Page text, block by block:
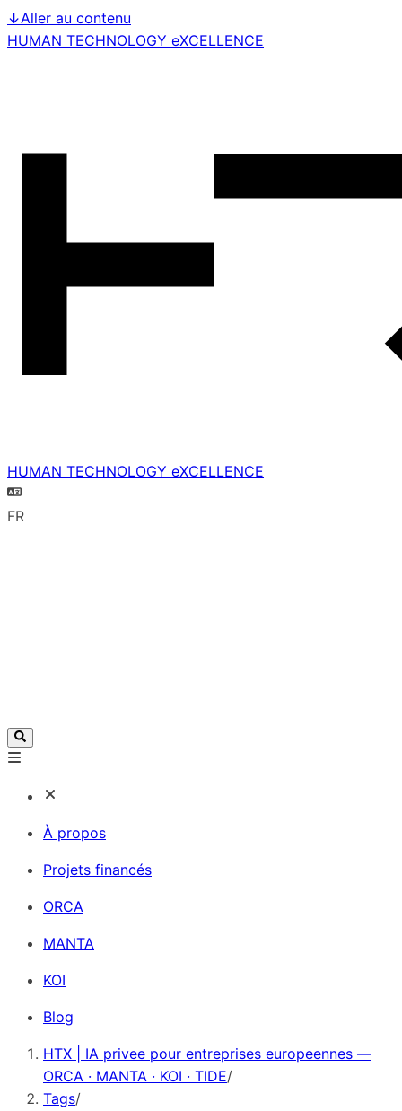
↓Aller au contenu
HUMAN TECHNOLOGY eXCELLENCE
HUMAN TECHNOLOGY eXCELLENCE
FR
À propos
Projets financés
ORCA
MANTA
KOI
Blog
HTX | IA privee pour entreprises europeennes —
ORCA · MANTA · KOI · TIDE/
Tags/